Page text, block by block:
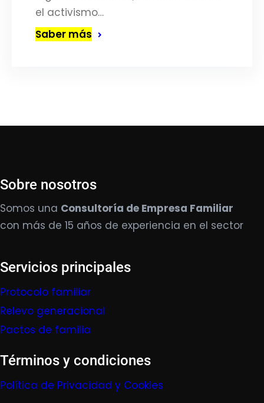
el activismo…
Saber más
Sobre nosotros
Somos una Consultoría de Empresa Familiar
con más de 15 años de experiencia en el sector
Servicios principales
Protocolo familiar
Relevo generacional
Pactos de familia
Términos y condiciones
Política de Privacidad y Cookies